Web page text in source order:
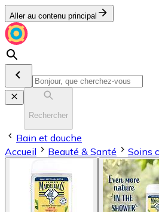
Aller au contenu principal
Rechercher
Bain et douche
Accueil
Beauté & Santé Soins